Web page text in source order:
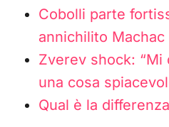
Cobolli parte
annichilito Machac
Zverev shock:
una cosa
Qual è la